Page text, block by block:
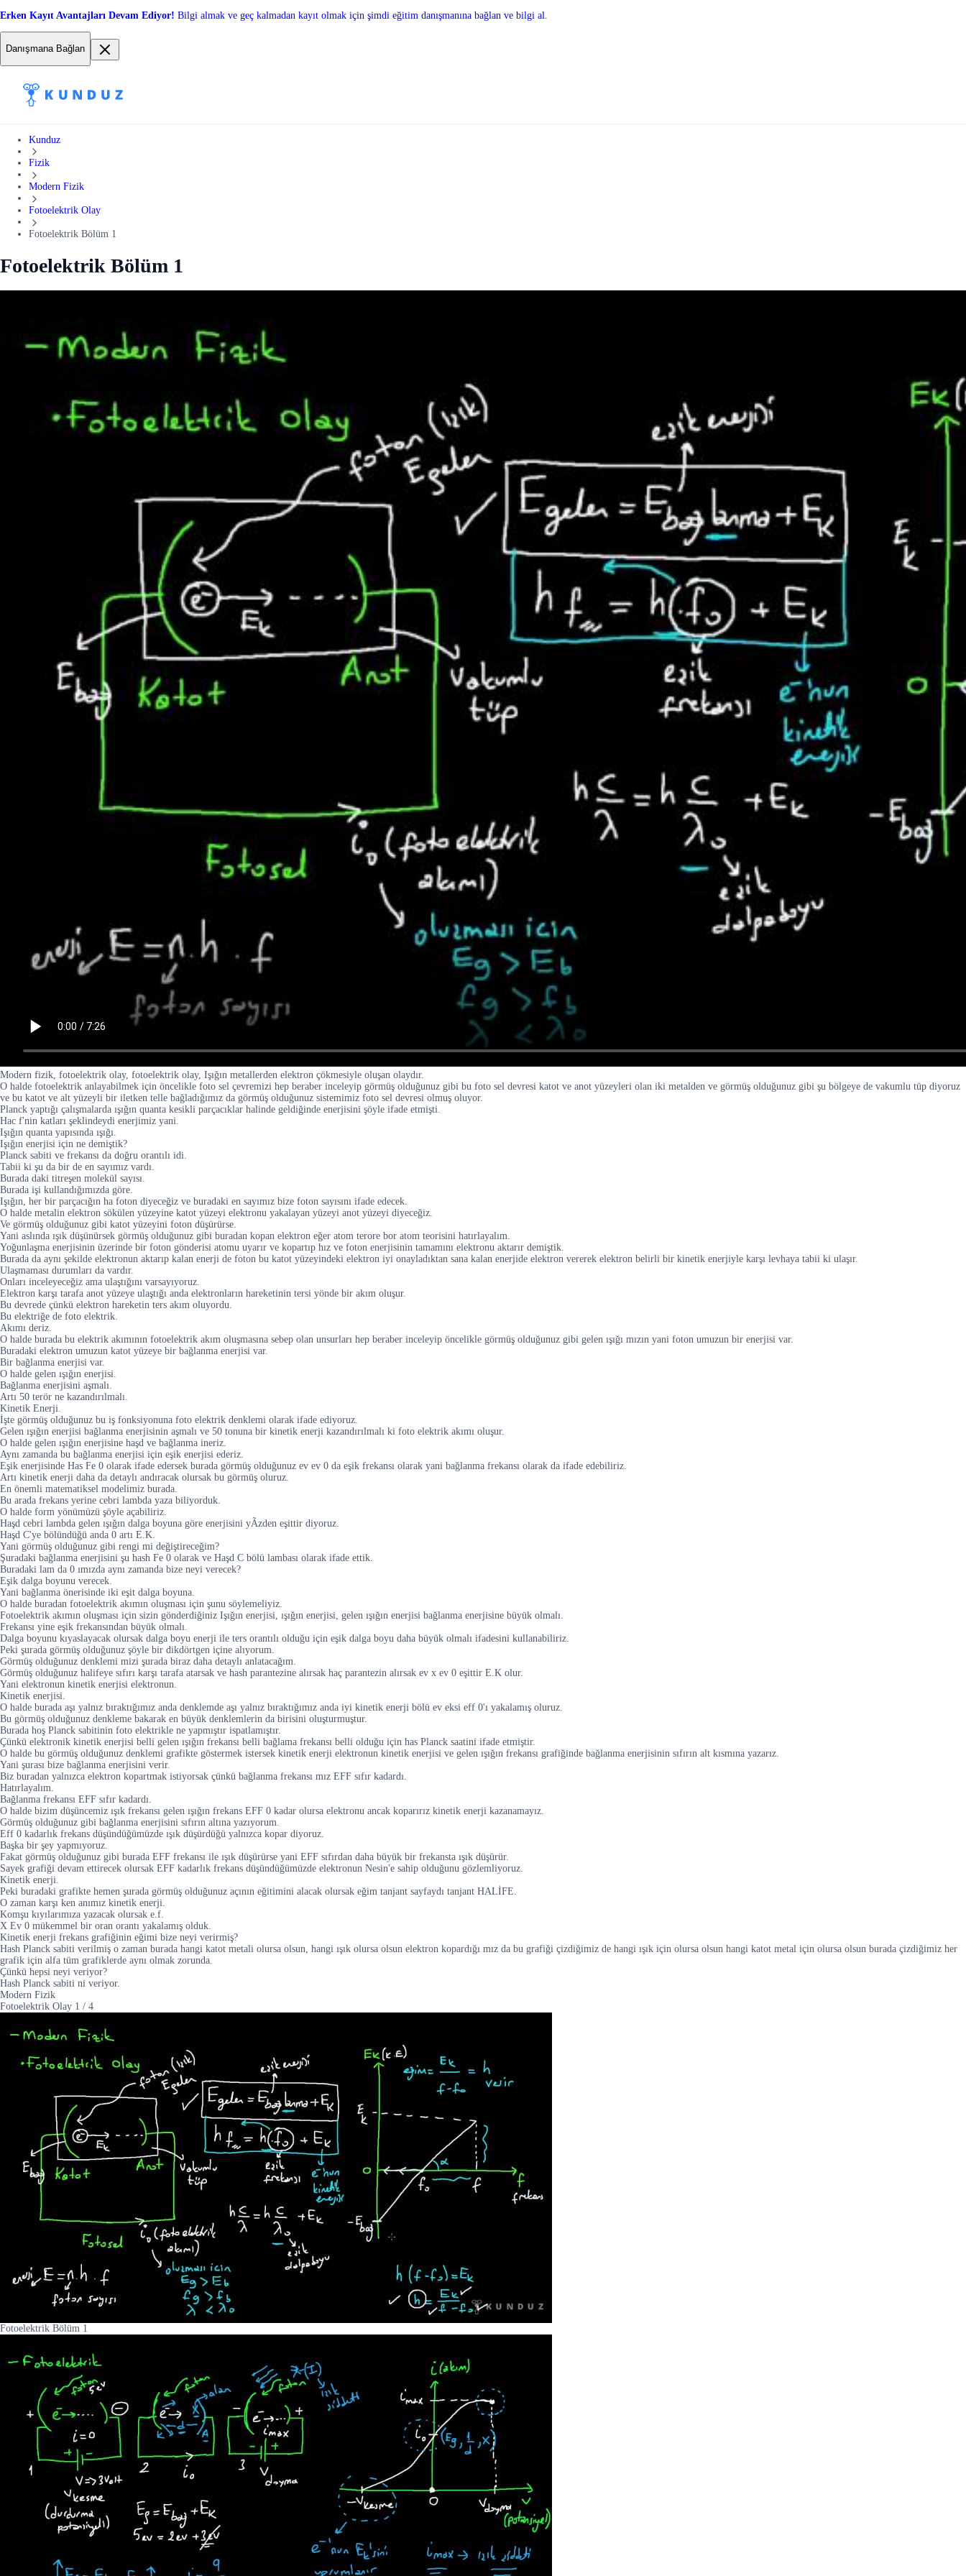
Erken Kayıt Avantajları Devam Ediyor! Bilgi almak ve geç kalmadan kayıt olmak için şimdi eğitim danışmanına bağlan ve bilgi al.
Danışmana Bağlan
Kunduz
Fizik
Modern Fizik
Fotoelektrik Olay
Fotoelektrik Bölüm 1
Fotoelektrik Bölüm 1
Modern fizik, fotoelektrik olay, fotoelektrik olay, Işığın metallerden elektron çökmesiyle oluşan olaydır.
O halde fotoelektrik anlayabilmek için öncelikle foto sel çevremizi hep beraber inceleyip görmüş olduğunuz gibi bu foto sel devresi katot ve anot yüzeyleri olan iki metalden ve görmüş olduğunuz gibi şu bölgeye de vakumlu tüp diyoruz
ve bu katot ve alt yüzeyli bir iletken telle bağladığımız da görmüş olduğunuz sistemimiz foto sel devresi olmuş oluyor.
Planck yaptığı çalışmalarda ışığın quanta kesikli parçacıklar halinde geldiğinde enerjisini şöyle ifade etmişti.
Hac f'nin katları şeklindeydi enerjimiz yani.
Işığın quanta yapısında ışığı.
Işığın enerjisi için ne demiştik?
Planck sabiti ve frekansı da doğru orantılı idi.
Tabii ki şu da bir de en sayımız vardı.
Burada daki titreşen molekül sayısı.
Burada işi kullandığımızda göre.
Işığın, her bir parçacığın ha foton diyeceğiz ve buradaki en sayımız bize foton sayısını ifade edecek.
O halde metalin elektron sökülen yüzeyine katot yüzeyi elektronu yakalayan yüzeyi anot yüzeyi diyeceğiz.
Ve görmüş olduğunuz gibi katot yüzeyini foton düşürürse.
Yani aslında ışık düşünürsek görmüş olduğunuz gibi buradan kopan elektron eğer atom terore bor atom teorisini hatırlayalım.
Yoğunlaşma enerjisinin üzerinde bir foton gönderisi atomu uyarır ve kopartıp hız ve foton enerjisinin tamamını elektronu aktarır demiştik.
Burada da aynı şekilde elektronun aktarıp kalan enerji de foton bu katot yüzeyindeki elektron iyi onayladıktan sana kalan enerjide elektron vererek elektron belirli bir kinetik enerjiyle karşı levhaya tabii ki ulaşır.
Ulaşmaması durumları da vardır.
Onları inceleyeceğiz ama ulaştığını varsayıyoruz.
Elektron karşı tarafa anot yüzeye ulaştığı anda elektronların hareketinin tersi yönde bir akım oluşur.
Bu devrede çünkü elektron hareketin ters akım oluyordu.
Bu elektriğe de foto elektrik.
Akımı deriz.
O halde burada bu elektrik akımının fotoelektrik akım oluşmasına sebep olan unsurları hep beraber inceleyip öncelikle görmüş olduğunuz gibi gelen ışığı mızın yani foton umuzun bir enerjisi var.
Buradaki elektron umuzun katot yüzeye bir bağlanma enerjisi var.
Bir bağlanma enerjisi var.
O halde gelen ışığın enerjisi.
Bağlanma enerjisini aşmalı.
Artı 50 terör ne kazandırılmalı.
Kinetik Enerji.
İşte görmüş olduğunuz bu iş fonksiyonuna foto elektrik denklemi olarak ifade ediyoruz.
Gelen ışığın enerjisi bağlanma enerjisinin aşmalı ve 50 tonuna bir kinetik enerji kazandırılmalı ki foto elektrik akımı oluşur.
O halde gelen ışığın enerjisine haşd ve bağlanma ineriz.
Aynı zamanda bu bağlanma enerjisi için eşik enerjisi ederiz.
Eşik enerjisinde Has Fe 0 olarak ifade edersek burada görmüş olduğunuz ev ev 0 da eşik frekansı olarak yani bağlanma frekansı olarak da ifade edebiliriz.
Artı kinetik enerji daha da detaylı andıracak olursak bu görmüş oluruz.
En önemli matematiksel modelimiz burada.
Bu arada frekans yerine cebri lambda yaza biliyorduk.
O halde form yönümüzü şöyle açabiliriz.
Haşd cebri lambda gelen ışığın dalga boyuna göre enerjisini yÃzden eşittir diyoruz.
Haşd C'ye bölündüğü anda 0 artı E.K.
Yani görmüş olduğunuz gibi rengi mi değiştireceğim?
Şuradaki bağlanma enerjisini şu hash Fe 0 olarak ve Haşd C bölü lambası olarak ifade ettik.
Buradaki lam da 0 ımızda aynı zamanda bize neyi verecek?
Eşik dalga boyunu verecek.
Yani bağlanma önerisinde iki eşit dalga boyuna.
O halde buradan fotoelektrik akımın oluşması için şunu söylemeliyiz.
Fotoelektrik akımın oluşması için sizin gönderdiğiniz Işığın enerjisi, ışığın enerjisi, gelen ışığın enerjisi bağlanma enerjisine büyük olmalı.
Frekansı yine eşik frekansından büyük olmalı.
Dalga boyunu kıyaslayacak olursak dalga boyu enerji ile ters orantılı olduğu için eşik dalga boyu daha büyük olmalı ifadesini kullanabiliriz.
Peki şurada görmüş olduğunuz şöyle bir dikdörtgen içine alıyorum.
Görmüş olduğunuz denklemi mizi şurada biraz daha detaylı anlatacağım.
Görmüş olduğunuz halifeye sıfırı karşı tarafa atarsak ve hash parantezine alırsak haç parantezin alırsak ev x ev 0 eşittir E.K olur.
Yani elektronun kinetik enerjisi elektronun.
Kinetik enerjisi.
O halde burada aşı yalnız bıraktığımız anda denklemde aşı yalnız bıraktığımız anda iyi kinetik enerji bölü ev eksi eff 0'ı yakalamış oluruz.
Bu görmüş olduğunuz denkleme bakarak en büyük denklemlerin da birisini oluşturmuştur.
Burada hoş Planck sabitinin foto elektrikle ne yapmıştır ispatlamıştır.
Çünkü elektronik kinetik enerjisi belli gelen ışığın frekansı belli bağlama frekansı belli olduğu için has Planck saatini ifade etmiştir.
O halde bu görmüş olduğunuz denklemi grafikte göstermek istersek kinetik enerji elektronun kinetik enerjisi ve gelen ışığın frekansı grafiğinde bağlanma enerjisinin sıfırın alt kısmına yazarız.
Yani şurası bize bağlanma enerjisini verir.
Biz buradan yalnızca elektron kopartmak istiyorsak çünkü bağlanma frekansı mız EFF sıfır kadardı.
Hatırlayalım.
Bağlanma frekansı EFF sıfır kadardı.
O halde bizim düşüncemiz ışık frekansı gelen ışığın frekans EFF 0 kadar olursa elektronu ancak koparırız kinetik enerji kazanamayız.
Görmüş olduğunuz gibi bağlanma enerjisini sıfırın altına yazıyorum.
Eff 0 kadarlık frekans düşündüğümüzde ışık düşürdüğü yalnızca kopar diyoruz.
Başka bir şey yapmıyoruz.
Fakat görmüş olduğunuz gibi burada EFF frekansı ile ışık düşürürse yani EFF sıfırdan daha büyük bir frekansta ışık düşürür.
Sayek grafiği devam ettirecek olursak EFF kadarlık frekans düşündüğümüzde elektronun Nesin'e sahip olduğunu gözlemliyoruz.
Kinetik enerji.
Peki buradaki grafikte hemen şurada görmüş olduğunuz açının eğitimini alacak olursak eğim tanjant sayfaydı tanjant HALİFE.
O zaman karşı ken anımız kinetik enerji.
Komşu kıyılarımıza yazacak olursak e.f.
X Ev 0 mükemmel bir oran orantı yakalamış olduk.
Kinetik enerji frekans grafiğinin eğimi bize neyi verirmiş?
Hash Planck sabiti verilmiş o zaman burada hangi katot metali olursa olsun, hangi ışık olursa olsun elektron kopardığı mız da bu grafiği çizdiğimiz de hangi ışık için olursa olsun hangi katot metal için olursa olsun burada çizdiğimiz her
grafik için alfa tüm grafiklerde aynı olmak zorunda.
Çünkü hepsi neyi veriyor?
Hash Planck sabiti ni veriyor.
Modern Fizik
Fotoelektrik Olay 1 / 4
Fotoelektrik Bölüm 1